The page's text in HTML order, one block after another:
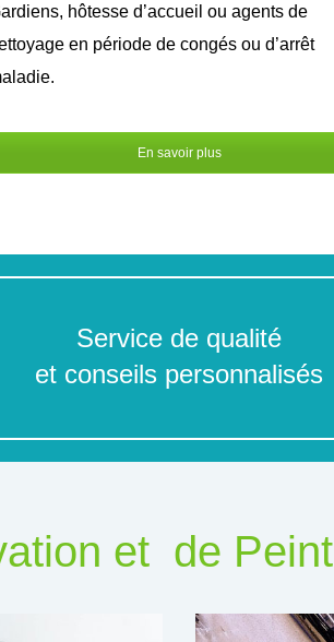
hôtesse d’accueil ou agents de
en période de congés ou d’arrêt
En savoir plus
Service de qualité
et conseils personnalisés
et de